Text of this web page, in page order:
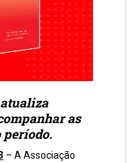
atualiza
as
período.
– A Associação